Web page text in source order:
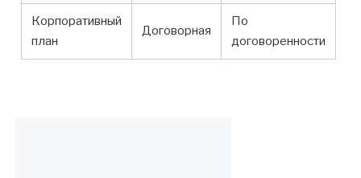
Корпоративный
план
Договорная
По
договоренности